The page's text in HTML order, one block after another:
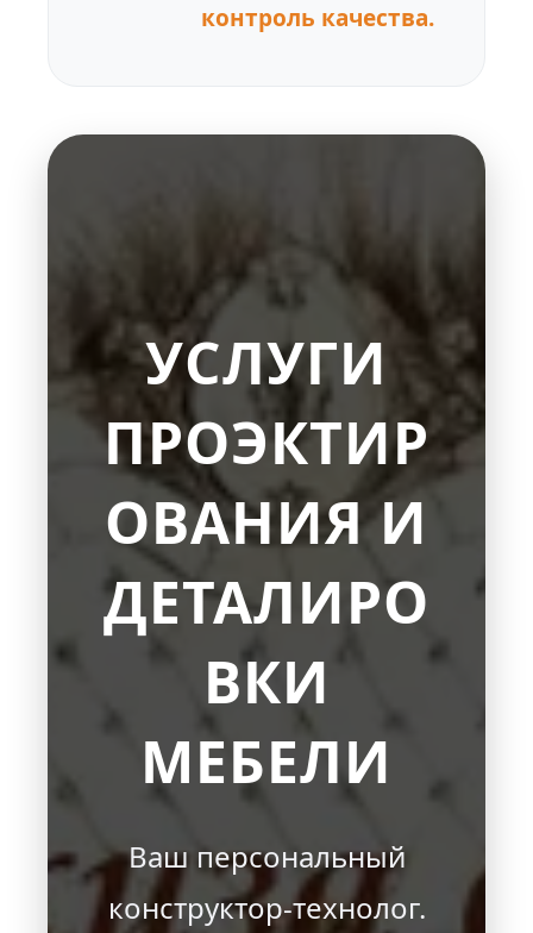
контроль качества.
УСЛУГИ
ПРОЭКТИР
ОВАНИЯ И
ДЕТАЛИРО
ВКИ
МЕБЕЛИ
Ваш персональный
конструктор-технолог.